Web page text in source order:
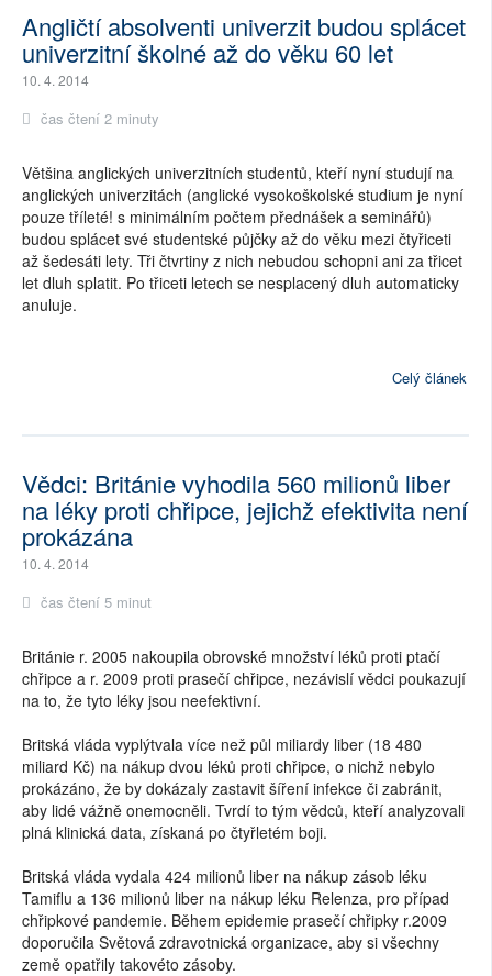
Angličtí absolventi univerzit budou splácet
univerzitní školné až do věku 60 let
10. 4. 2014
čas čtení 2 minuty
Většina anglických univerzitních studentů, kteří nyní studují na
anglických univerzitách (anglické vysokoškolské studium je nyní
pouze tříleté! s minimálním počtem přednášek a seminářů)
budou splácet své studentské půjčky až do věku mezi čtyřiceti
až šedesáti lety. Tři čtvrtiny z nich nebudou schopni ani za třicet
let dluh splatit. Po třiceti letech se nesplacený dluh automaticky
anuluje.
Celý článek
Vědci: Británie vyhodila 560 milionů liber
na léky proti chřipce, jejichž efektivita není
prokázána
10. 4. 2014
čas čtení 5 minut
Británie r. 2005 nakoupila obrovské množství léků proti ptačí
chřipce a r. 2009 proti prasečí chřipce, nezávislí vědci poukazují
na to, že tyto léky jsou neefektivní.
Britská vláda vyplýtvala více než půl miliardy liber (18 480
miliard Kč) na nákup dvou léků proti chřipce, o nichž nebylo
prokázáno, že by dokázaly zastavit šíření infekce či zabránit,
aby lidé vážně onemocněli. Tvrdí to tým vědců, kteří analyzovali
plná klinická data, získaná po čtyřletém boji.
Britská vláda vydala 424 milionů liber na nákup zásob léku
Tamiflu a 136 milionů liber na nákup léku Relenza, pro případ
chřipkové pandemie. Během epidemie prasečí chřipky r.2009
doporučila Světová zdravotnická organizace, aby si všechny
země opatřily takovéto zásoby.